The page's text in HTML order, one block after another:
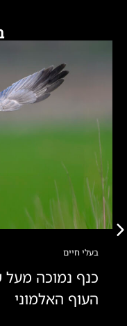
בעלי חיים
כנף נמוכה
העוף האלמוני